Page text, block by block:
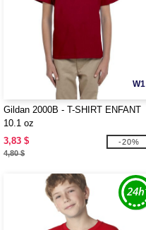
W1
Gildan 2000B - T-SHIRT ENFANT
10.1 oz
3,83 $
4,80 $
-20%